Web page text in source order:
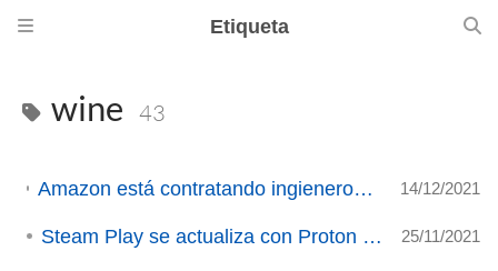
Etiqueta
wine 43
Amazon está contratando ingieneros con conocimientos en Linux, Proton o DXVK 14/12/2021
Steam Play se actualiza con Proton 6.3-8 25/11/2021